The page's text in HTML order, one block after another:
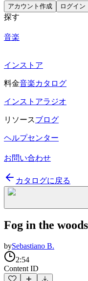
アカウント作成 ログイン
探す
音楽
インストア
料金音楽カタログ
インストアラジオ
リソースブログ
ヘルプセンター
お問い合わせ
カタログに戻る
Fog in the woods
bySebastiano B.
2:54
Content ID